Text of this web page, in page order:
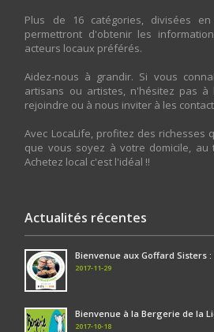
Plus de 16 catégories, divisées en
permettront d'obtenir les
acteurs locaux préférés.
Aidez-nous à grandir. Si vous
artisans ou artistes, n'hésitez pas
rejoindre ou à nous inviter à les
Avec LocaLife, profitez des richesses
que vous soyez à votre domicile, au
Achetez local c'est l'idéal !!
Actualités récentes
Bienvenue aux Goffard Sisters :
2017-11-29
Bienvenue à la Bergerie de la
2017-10-18